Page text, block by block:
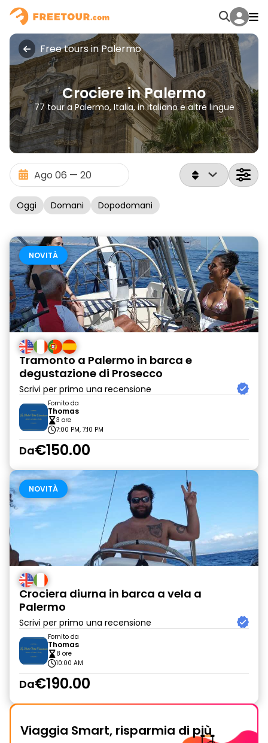
Free tours in Palermo
Crociere in Palermo
77 tour a Palermo, Italia, in italiano e altre lingue
Oggi Domani Dopodomani
NOVITÀ
Tramonto a Palermo in barca e
degustazione di Prosecco
Scrivi per primo una recensione
Fornito da
Thomas
3 ore
7:00 PM, 7:10 PM
Da€150.00
NOVITÀ
Crociera diurna in barca a vela a
Palermo
Scrivi per primo una recensione
Fornito da
Thomas
8 ore
10:00 AM
Da€190.00
Viaggia Smart, risparmia di più